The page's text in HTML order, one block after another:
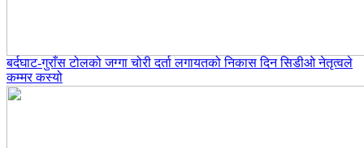
बर्दघाट-गुराँस टोलको जग्गा चोरी दर्ता लगायतको निकास दिन सिडीओ नेतृत्वले
कम्मर कस्यो